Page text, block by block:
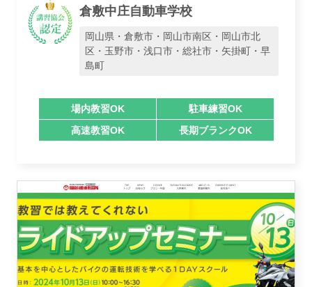
倉敷中庄自動車学校
岡山県・倉敷市・岡山市南区・岡山市北
区・玉野市・浅口市・総社市・矢掛町・早
島町
場内教習OK
駐車練習OK
高速教習OK
長期ブランクOK